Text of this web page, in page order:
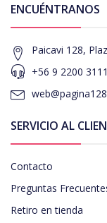
ENCUÉNTRANOS
Paicavi 128,
+56 9 2200 3111
SERVICIO AL
Contacto
Preguntas
Retiro en tienda